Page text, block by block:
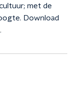
met de
Download
.